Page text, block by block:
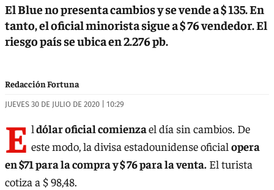
El Blue no presenta cambios y se vende a $ 135. En
tanto, el oficial minorista sigue a $ 76 vendedor. El
riesgo país se ubica en 2.276 pb.
Redacción Fortuna
JUEVES 30 DE JULIO DE 2020 | 10:29
E ldólar oficial comienzael día sin cambios. De
este modo, la divisa estadounidense oficial opera
en $71 para la compra y $ 76 para la venta. El turista
cotiza a $ 98,48.